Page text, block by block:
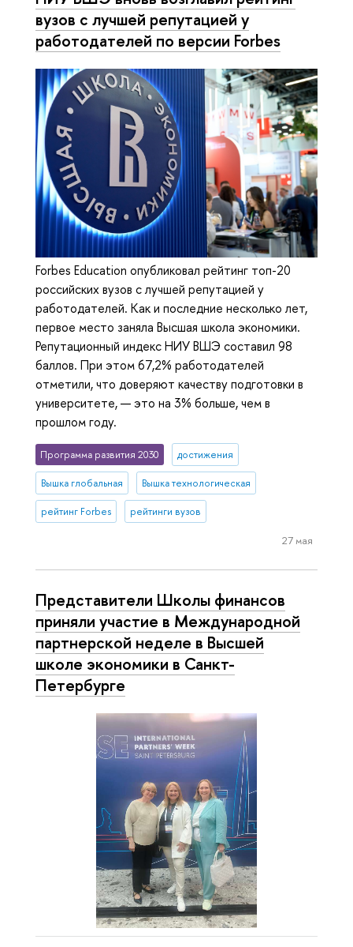
вузов с лучшей репутацией у
работодателей по версии Forbes
Forbes Education опубликовал рейтинг топ-20
российских вузов с лучшей репутацией у
работодателей. Как и последние несколько лет,
первое место заняла Высшая школа экономики.
Репутационный индекс НИУ ВШЭ составил 98
баллов. При этом 67,2% работодателей
отметили, что доверяют качеству подготовки в
университете, — это на 3% больше, чем в
прошлом году.
Программа развития 2030 достижения
Вышка глобальная Вышка технологическая
рейтинг Forbes рейтинги вузов
27 мая
Представители Школы финансов
приняли участие в Международной
партнерской неделе в Высшей
школе экономики в Санкт-
Петербурге